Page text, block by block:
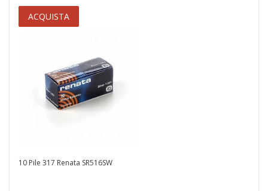
ACQUISTA
10 Pile 317 Renata SR516SW